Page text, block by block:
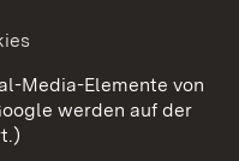
Media-Elemente von
werden auf der